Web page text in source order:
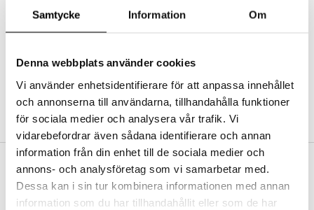
Samtycke Information Om
Denna webbplats använder cookies
Vi använder enhetsidentifierare för att anpassa innehållet
och annonserna till användarna, tillhandahålla funktioner
för sociala medier och analysera vår trafik. Vi
vidarebefordrar även sådana identifierare och annan
information från din enhet till de sociala medier och
annons- och analysföretag som vi samarbetar med.
Dessa kan i sin tur kombinera informationen med annan
information som du har tillhandahållit eller som de har
Abonnemang
Bevaka produkter
Recensera produkter
SKAPA KUND
VAD KOSTAR FRAKTEN?
Vi erbjuder fri frakt från 350 kr. Vår gräns för fraktfri leverans bestäms
utifån vilken avdelning du handlar från. Läs mer här »